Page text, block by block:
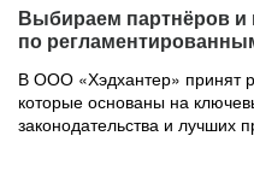
Выбираем партнёров и
по
В ООО «Хэдхантер» принят
которые основаны на
законодательства и лучших